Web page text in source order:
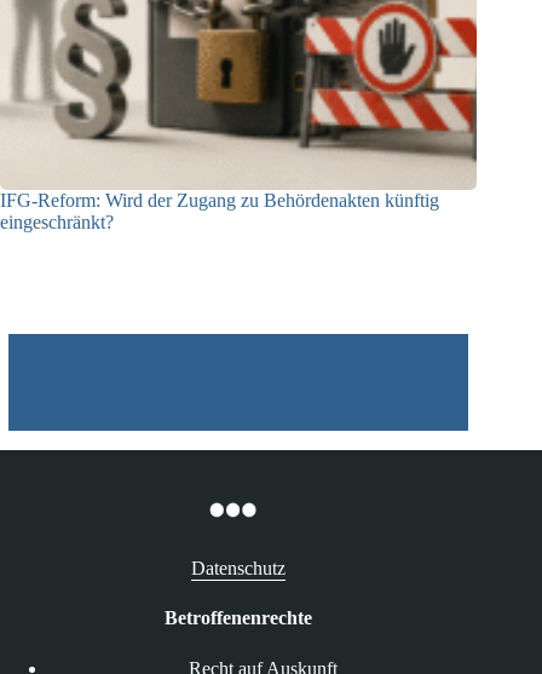
IFG-Reform: Wird der Zugang zu Behördenakten künftig
eingeschränkt?
Datenschutz
Betroffenenrechte
Recht auf Auskunft